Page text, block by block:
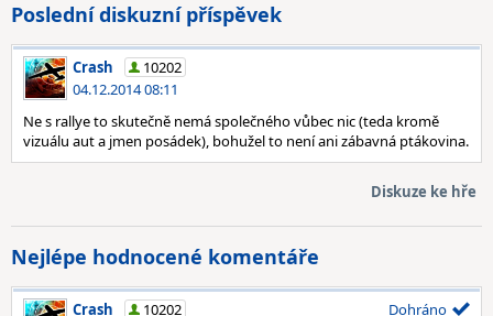
Poslední diskuzní příspěvek
Crash
10202
04.12.2014 08:11
Ne s rallye to skutečně nemá společného vůbec nic (teda kromě
vizuálu aut a jmen posádek), bohužel to není ani zábavná ptákovina.
Diskuze ke hře
Nejlépe hodnocené komentáře
Crash
10202
Dohráno